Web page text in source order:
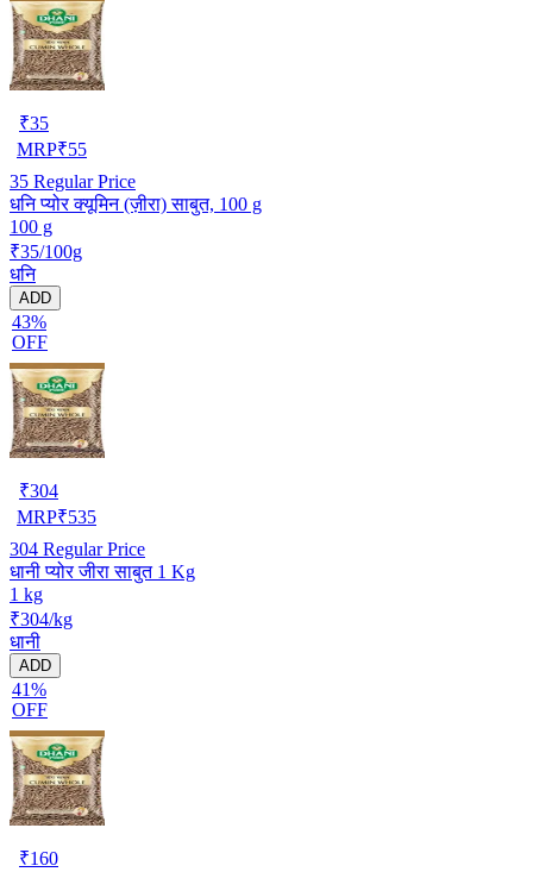
₹35
MRP₹55
35 Regular Price
धनि प्योर क्यूमिन (ज़ीरा) साबुत, 100 g
100 g
₹35/100g
धनि
ADD
43%
OFF
₹304
MRP₹535
304 Regular Price
धानी प्योर जीरा साबुत 1 Kg
1 kg
₹304/kg
धानी
ADD
41%
OFF
₹160